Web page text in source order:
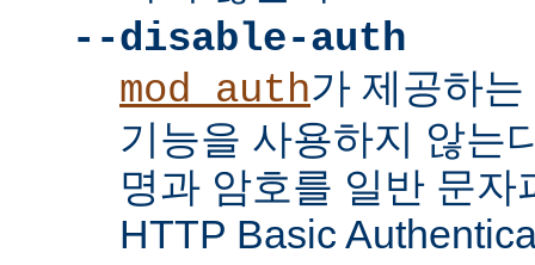
--disable-auth
mod_auth가 제공하
기능을 사용하지 않는
명과 암호를 일반 문자
HTTP Basic